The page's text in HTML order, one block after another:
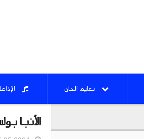
تعليم الحان
الأنبا